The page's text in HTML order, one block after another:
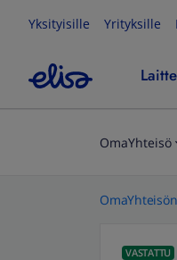
Yksityisille Yrityksille
OmaYhteisö
VASTATTU